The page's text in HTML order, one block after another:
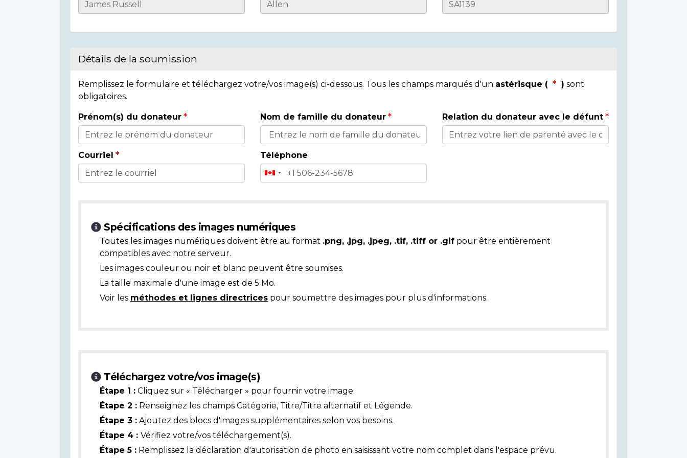
Informations
l'individu
Détails de la soumission
Remplissez le formulaire et téléchargez votre/vos image(s) ci-dessous. Tous les champs marqués d'un astérisque ( ) sont
obligatoires.
Détails
du
donateur
Prénom(s) du donateur Nom de famille du donateur Relation du donateur avec le défunt
Courriel Téléphone
Spécifications des images numériques
Toutes les images numériques doivent être au format .png, .jpg, .jpeg, .tif, .tiff or .gif pour être entièrement
compatibles avec notre serveur.
Les images couleur ou noir et blanc peuvent être soumises.
La taille maximale d'une image est de 5 Mo.
Voir les méthodes et lignes directrices pour soumettre des images pour plus d'informations.
Téléchargez votre/vos image(s)
Étape 1 : Cliquez sur « Télécharger » pour fournir votre image.
Étape 2 : Renseignez les champs Catégorie, Titre/Titre alternatif et Légende.
Étape 3 : Ajoutez des blocs d'images supplémentaires selon vos besoins.
Étape 4 : Vérifiez votre/vos téléchargement(s).
Étape 5 : Remplissez la déclaration d'autorisation de photo en saisissant votre nom complet dans l'espace prévu.